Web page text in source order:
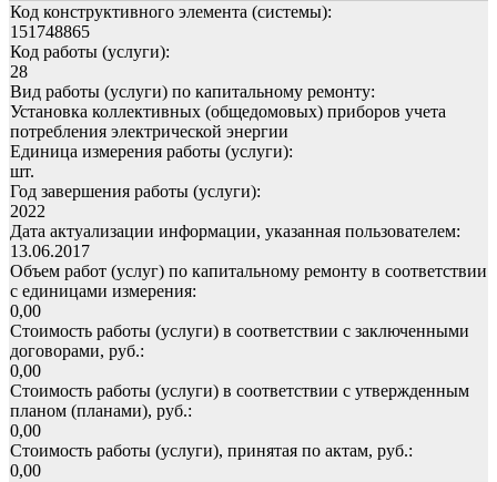
Код конструктивного элемента (системы):
151748865
Код работы (услуги):
28
Вид работы (услуги) по капитальному ремонту:
Установка коллективных (общедомовых) приборов учета
потребления электрической энергии
Единица измерения работы (услуги):
шт.
Год завершения работы (услуги):
2022
Дата актуализации информации, указанная пользователем:
13.06.2017
Объем работ (услуг) по капитальному ремонту в соответствии
с единицами измерения:
0,00
Стоимость работы (услуги) в соответствии с заключенными
договорами, руб.:
0,00
Стоимость работы (услуги) в соответствии с утвержденным
планом (планами), руб.:
0,00
Стоимость работы (услуги), принятая по актам, руб.:
0,00